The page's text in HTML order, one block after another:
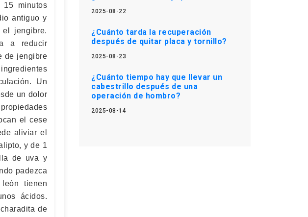
minutos
antiguo y
jengibre.
a reducir
de jengibre
Un
un dolor
el cese
aliviar el
y de 1
de uva y
padezca
tienen
ácidos.
de
2025-08-22
¿Cuánto tarda la recuperación
después de quitar placa y tornillo?
2025-08-23
¿Cuánto tiempo hay que llevar un
cabestrillo después de una
operación de hombro?
2025-08-14